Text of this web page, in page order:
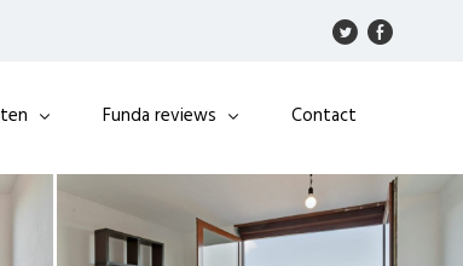
Funda reviews Contact